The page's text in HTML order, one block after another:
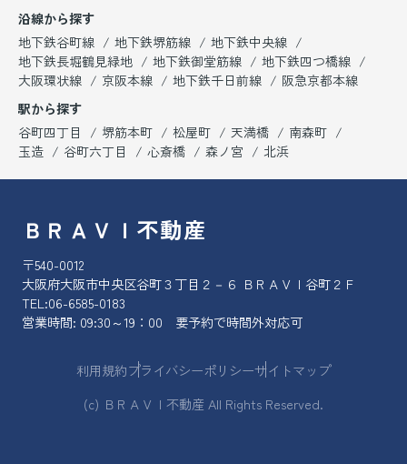
沿線から探す
地下鉄谷町線
地下鉄堺筋線
地下鉄中央線
地下鉄長堀鶴見緑地
地下鉄御堂筋線
地下鉄四つ橋線
大阪環状線
京阪本線 地下鉄千日前線
阪急京都本線
駅から探す
谷町四丁目
堺筋本町 松屋町 天満橋
南森町
玉造
谷町六丁目 心斎橋 森ノ宮 北浜
ＢＲＡＶＩ不動産
〒540-0012
大阪府大阪市中央区谷町３丁目２－６ ＢＲＡＶＩ谷町２Ｆ
TEL:06-6585-0183
営業時間: 09:30～19：00 要予約で時間外対応可
利用規約プライバシーポリシーサイトマップ
(c) ＢＲＡＶＩ不動産 All Rights Reserved.